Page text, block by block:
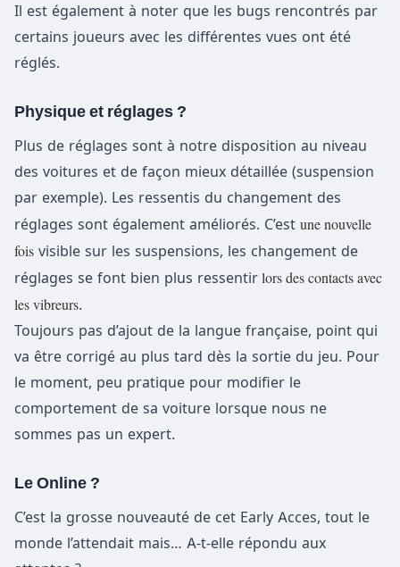
Il est également à noter que les bugs rencontrés par
certains joueurs avec les différentes vues ont été
réglés.
Physique et réglages ?
Plus de réglages sont à notre disposition au niveau
des voitures et de façon mieux détaillée (suspension
par exemple). Les ressentis du changement des
réglages sont également améliorés. C’est une nouvelle
fois visible sur les suspensions, les changement de
réglages se font bien plus ressentir lors des contacts avec
les vibreurs.
Toujours pas d’ajout de la langue française, point qui
va être corrigé au plus tard dès la sortie du jeu. Pour
le moment, peu pratique pour modifier le
comportement de sa voiture lorsque nous ne
sommes pas un expert.
Le Online ?
C’est la grosse nouveauté de cet Early Acces, tout le
monde l’attendait mais… A-t-elle répondu aux